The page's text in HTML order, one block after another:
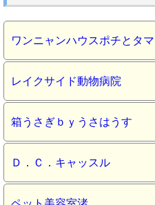
ワンニャンハウスポチとタマ
レイクサイド動物病院
箱うさぎｂｙうさはうす
Ｄ．Ｃ．キャッスル